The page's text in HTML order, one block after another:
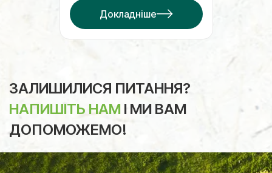
Докладніше
ЗАЛИШИЛИСЯ ПИТАННЯ?
НАПИШІТЬ НАМ І МИ ВАМ
ДОПОМОЖЕМО!